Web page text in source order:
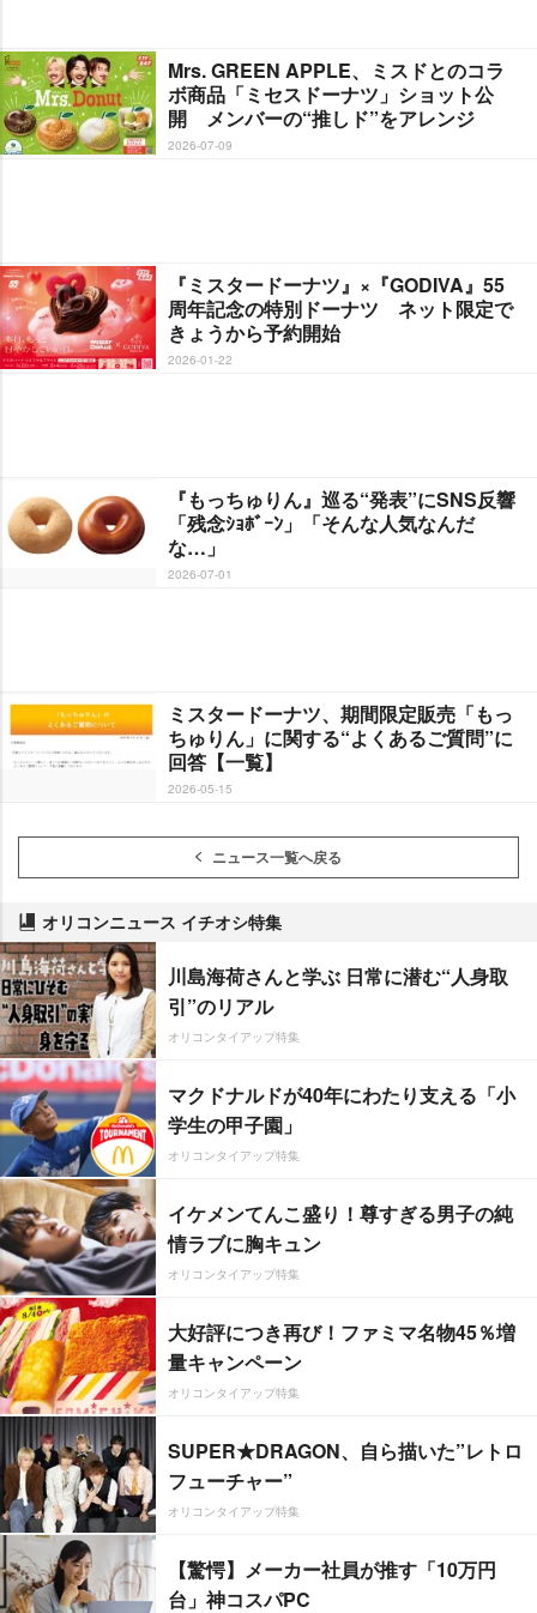
Mrs. GREEN APPLE、ミスドとのコラ
ボ商品「ミセスドーナツ」ショット公
開 メンバーの“推しド”をアレンジ
2026-07-09
『ミスタードーナツ』×『GODIVA』55
周年記念の特別ドーナツ ネット限定で
きょうから予約開始
2026-01-22
『もっちゅりん』巡る“発表”にSNS反響
「残念ｼｮﾎﾞｰﾝ」「そんな人気なんだ
な…」
2026-07-01
ミスタードーナツ、期間限定販売「もっ
ちゅりん」に関する“よくあるご質問”に
回答【一覧】
2026-05-15
ニュース一覧へ戻る
オリコンニュース イチオシ特集
川島海荷さんと学ぶ 日常に潜む“人身取
引”のリアル
オリコンタイアップ特集
マクドナルドが40年にわたり支える「小
学生の甲子園」
オリコンタイアップ特集
イケメンてんこ盛り！尊すぎる男子の純
情ラブに胸キュン
オリコンタイアップ特集
大好評につき再び！ファミマ名物45％増
量キャンペーン
オリコンタイアップ特集
SUPER★DRAGON、自ら描いた”レトロ
フューチャー”
オリコンタイアップ特集
【驚愕】メーカー社員が推す「10万円
台」神コスパPC